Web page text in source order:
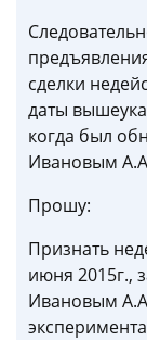
сделки
даты
когда был
Ивановым
Прошу:
Признать
июня 2015г.,
Ивановым